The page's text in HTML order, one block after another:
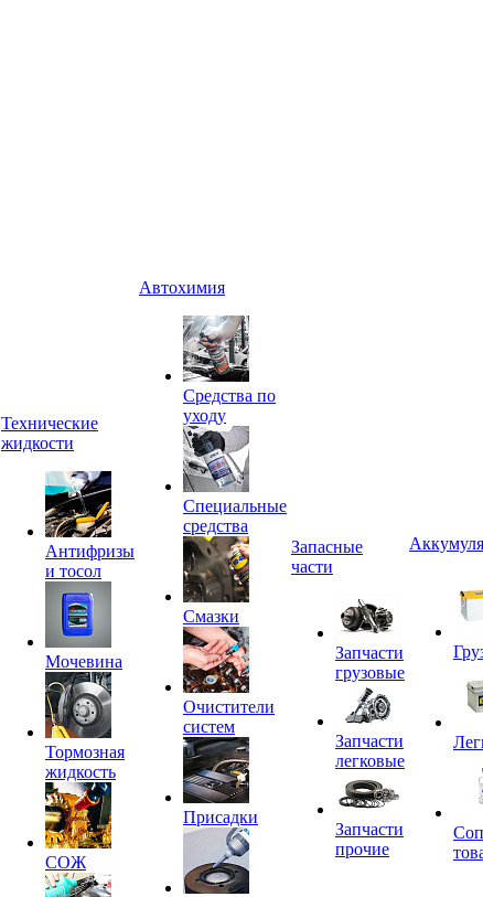
Технические
жидкости
Антифризы
и тосол
Мочевина
Тормозная
жидкость
СОЖ
Автохимия
Средства по
уходу
Специальные
средства
Смазки
Очистители
систем
Присадки
Запасные
части
Запчасти
грузовые
Запчасти
легковые
Запчасти
прочие